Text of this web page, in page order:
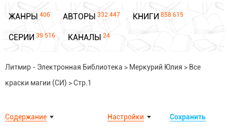
ЖАНРЫ 406 АВТОРЫ 332 447 КНИГИ 858 615
СЕРИИ 39 516 КАНАЛЫ 24
Литмир - Электронная Библиотека > Меркурий Юлия > Все
краски магии (СИ) >Стр.1
Содержание Сохранить
Настройки